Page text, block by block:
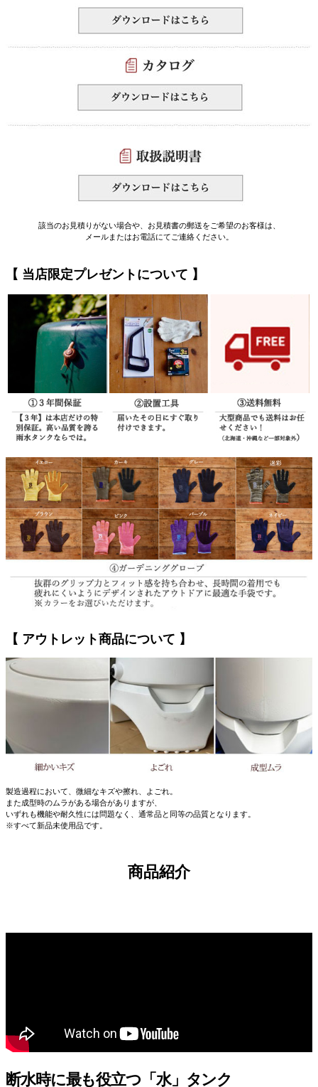
該当のお見積りがない場合や、お見積書の郵送をご希望のお客様は、
メールまたはお電話にてご連絡ください。
【 当店限定プレゼントについて 】
【 アウトレット商品について 】
製造過程において、微細なキズや擦れ、よごれ。
また成型時のムラがある場合がありますが、
いずれも機能や耐久性には問題なく、通常品と同等の品質となります。
※すべて新品未使用品です。
商品紹介
断水時に最も役立つ「水」タンク